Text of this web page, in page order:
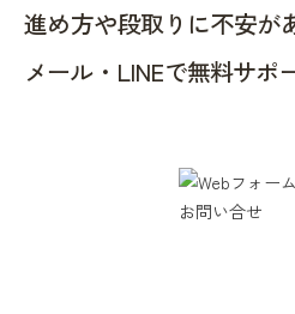
進め方や段取りに不安が
メール・LINEで無料サポ